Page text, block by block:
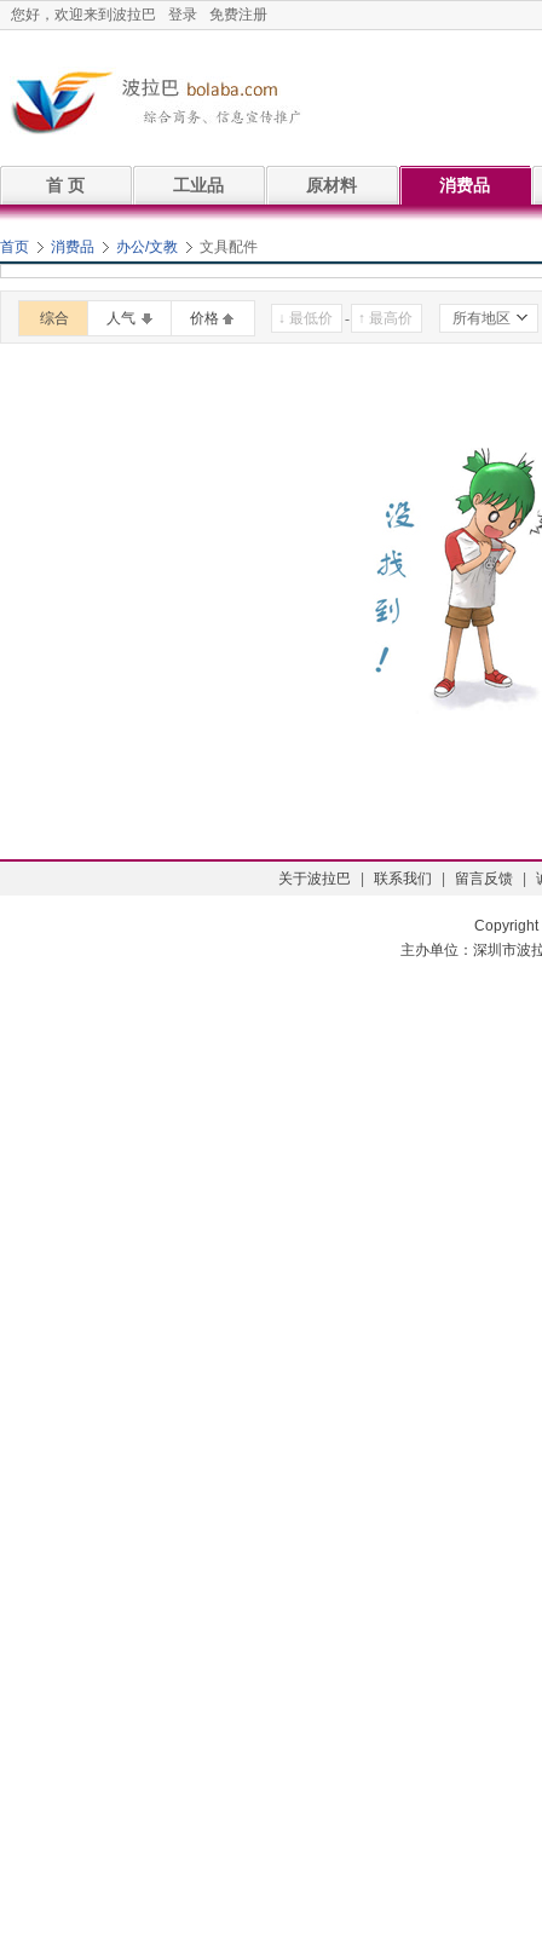
您好，欢迎来到波拉巴 登录 免费注册
首 页 工业品 原材料 消费品
首页 消费品 办公/文教 文具配件
综合 人气 价格 - 所有地区
关于波拉巴 联系我们 留言反馈
主办单位：深圳市波